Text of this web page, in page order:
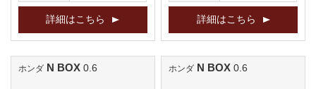
詳細はこちら 詳細はこちら
ホンダ N BOX0.6 ホンダ N BOX0.6